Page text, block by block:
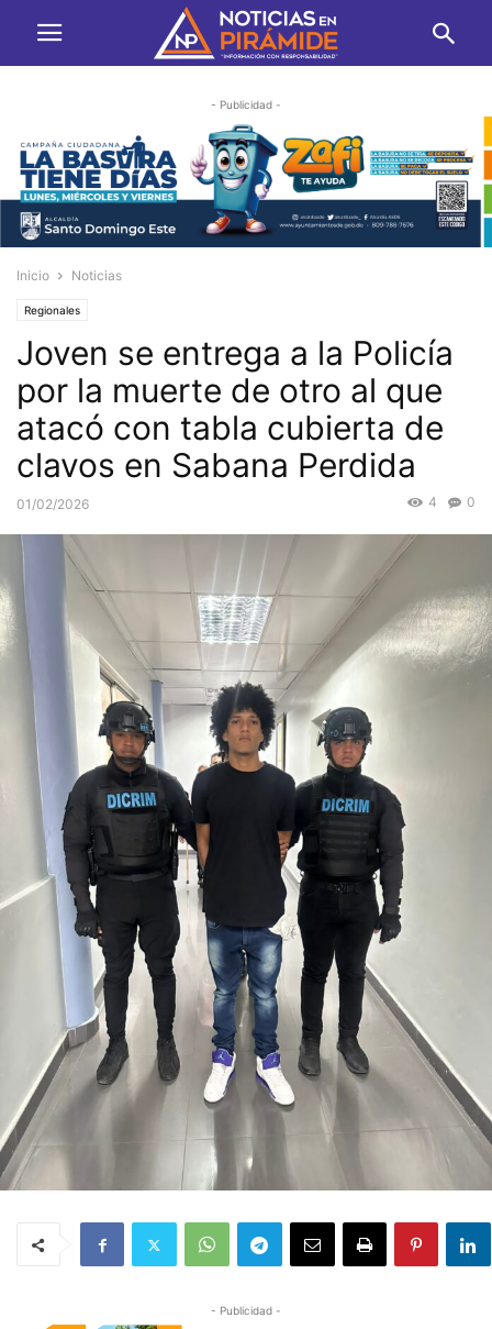
- Publicidad -
Inicio Noticias
Regionales
Joven se entrega a la Policía
por la muerte de otro al que
atacó con tabla cubierta de
clavos en Sabana Perdida
01/02/2026 0
4
- Publicidad -